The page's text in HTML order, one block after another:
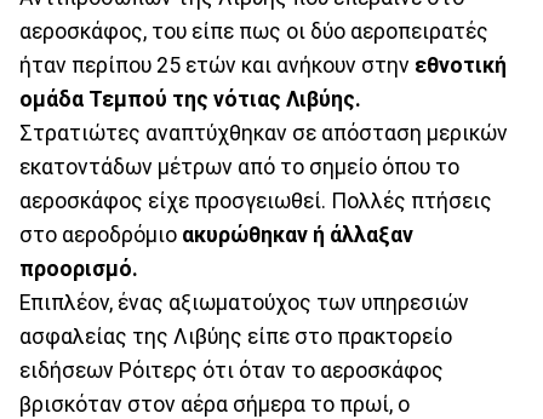
αεροσκάφος, του είπε πως οι δύο αεροπειρατές
ήταν περίπου 25 ετών και ανήκουν στην εθνοτική
ομάδα Τεμπού της νότιας Λιβύης.
Στρατιώτες αναπτύχθηκαν σε απόσταση μερικών
εκατοντάδων μέτρων από το σημείο όπου το
αεροσκάφος είχε προσγειωθεί. Πολλές πτήσεις
στο αεροδρόμιο ακυρώθηκαν ή άλλαξαν
προορισμό.
Επιπλέον, ένας αξιωματούχος των υπηρεσιών
ασφαλείας της Λιβύης είπε στο πρακτορείο
ειδήσεων Ρόιτερς ότι όταν το αεροσκάφος
βρισκόταν στον αέρα σήμερα το πρωί, ο